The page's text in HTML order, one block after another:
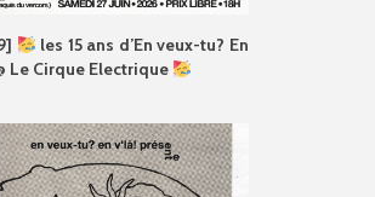
les 15 ans d’En veux-tu? En
Le Cirque Electrique